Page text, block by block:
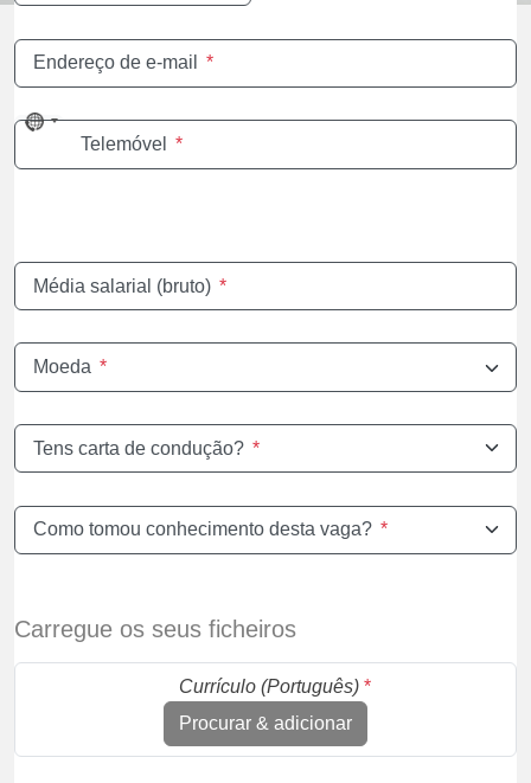
Endereço de e-mail *
No
countryTelemóvel *
Média salarial (bruto) *
Moeda *
Tens carta de condução? *
Como tomou conhecimento desta vaga? *
Carregue os seus ficheiros
Currículo (Português) *
Procurar & adicionar